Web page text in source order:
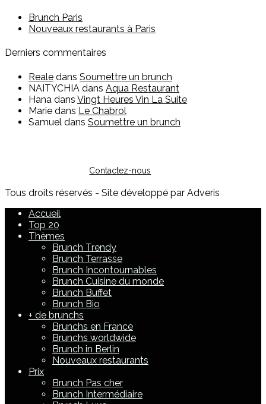
Brunch Paris
Nouveaux restaurants à Paris
Derniers commentaires
Reale dans Soumettre un brunch
NAITYCHIA dans Aqua Restaurant
Hana dans Vingt Heures Vin La Suite
Marie dans Le Chabrol
Samuel dans Soumettre un brunch
Contactez-nous
Tous droits réservés - Site développé par Adveris
Accueil
Top 20
Thèmes
Brunch Trendy
Brunch Terrasse
Brunch Incontournables
Brunch Cuisine du monde
Brunch Buffet
Brunch Bio
+ de brunchs
Brunchs en France
Brunchs worldwide
Brunch in Berlin
Nouveaux restaurants
Prix
Brunch Pas cher
Brunch Intermédiaire